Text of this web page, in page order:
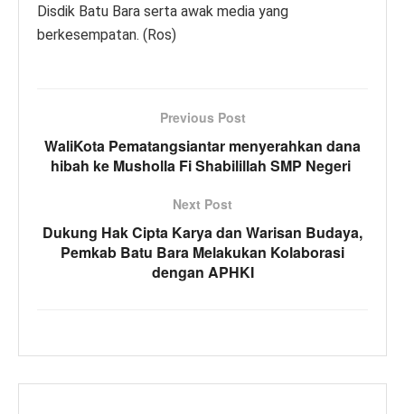
Disdik Batu Bara serta awak media yang
berkesempatan. (Ros)
Previous Post
WaliKota Pematangsiantar menyerahkan dana
hibah ke Musholla Fi Shabilillah SMP Negeri
Next Post
Dukung Hak Cipta Karya dan Warisan Budaya,
Pemkab Batu Bara Melakukan Kolaborasi
dengan APHKI